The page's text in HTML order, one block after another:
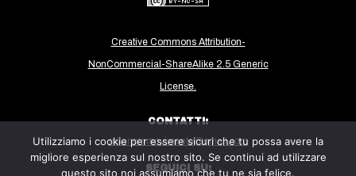
Creative Commons Attribution-
NonCommercial-ShareAlike 2.5 Generic
License.
CONTATTI:
milanoinmovimento@gmail.com
SEGUICI SU:
Utilizziamo i cookie per essere sicuri che tu possa avere la
migliore esperienza sul nostro sito. Se continui ad utilizzare
questo sito noi assumiamo che tu ne sia felice.